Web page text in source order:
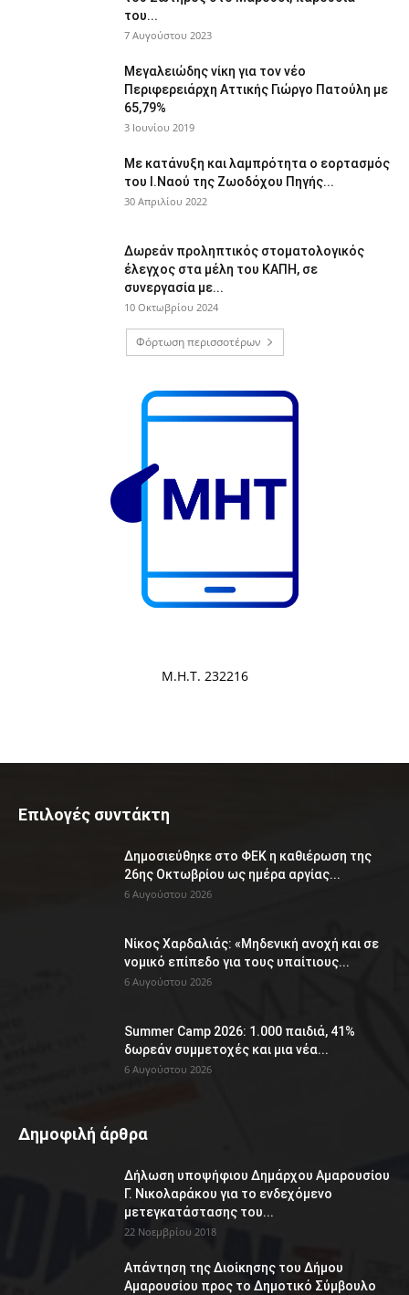
του...
7 Αυγούστου 2023
Μεγαλειώδης νίκη για τον νέο
Περιφερειάρχη Αττικής Γιώργο Πατούλη με
65,79%
3 Ιουνίου 2019
Με κατάνυξη και λαμπρότητα ο εορτασμός
του Ι.Ναού της Ζωοδόχου Πηγής...
30 Απριλίου 2022
Δωρεάν προληπτικός στοματολογικός
έλεγχος στα μέλη του ΚΑΠΗ, σε
συνεργασία με...
10 Οκτωβρίου 2024
Φόρτωση περισσοτέρων
Μ.Η.Τ. 232216
Επιλογές συντάκτη
Δημοσιεύθηκε στο ΦΕΚ η καθιέρωση της
26ης Οκτωβρίου ως ημέρα αργίας...
6 Αυγούστου 2026
Νίκος Χαρδαλιάς: «Μηδενική ανοχή και σε
νομικό επίπεδο για τους υπαίτιους...
6 Αυγούστου 2026
Summer Camp 2026: 1.000 παιδιά, 41%
δωρεάν συμμετοχές και μια νέα...
6 Αυγούστου 2026
Δημοφιλή άρθρα
Δήλωση υποψήφιου Δημάρχου Αμαρουσίου
Γ. Νικολαράκου για το ενδεχόμενο
μετεγκατάστασης του...
22 Νοεμβρίου 2018
Απάντηση της Διοίκησης του Δήμου
Αμαρουσίου προς το Δημοτικό Σύμβουλο